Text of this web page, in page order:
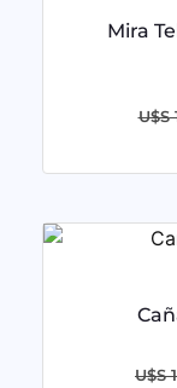
Mira
U$S
U$S